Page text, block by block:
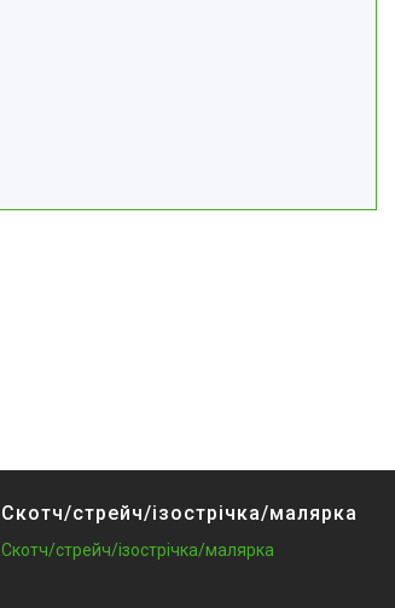
Скотч/стрейч/ізострічка/малярка
Скотч/стрейч/ізострічка/малярка